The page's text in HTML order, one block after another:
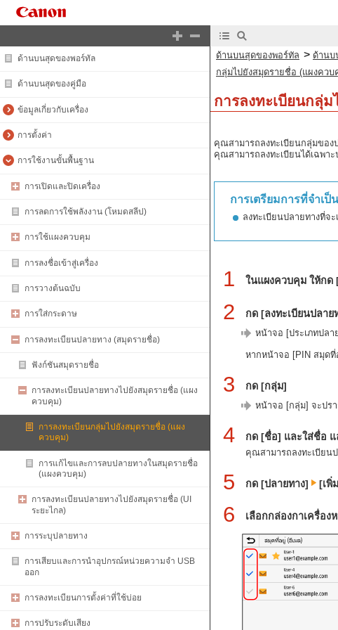
ด้านบนสุดของพอร์ทัล
ด้านบนสุดของคู่มือ
ข้อมูลเกี่ยวกับเครื่อง
การตั้งค่า
การใช้งานขั้นพื้นฐาน
การเปิดและปิดเครื่อง
การลดการใช้พลังงาน (โหมดสลีป)
การใช้แผงควบคุม
การลงชื่อเข้าสู่เครื่อง
การวางต้นฉบับ
การใส่กระดาษ
การลงทะเบียนปลายทาง (สมุดรายชื่อ)
ฟังก์ชันสมุดรายชื่อ
การลงทะเบียนปลายทางไปยังสมุดรายชื่อ (แผง
ควบคุม)
การลงทะเบียนกลุ่มไปยังสมุดรายชื่อ (แผง
ควบคุม)
การแก้ไขและการลบปลายทางในสมุดรายชื่อ
(แผงควบคุม)
การลงทะเบียนปลายทางไปยังสมุดรายชื่อ (UI
ระยะไกล)
การระบุปลายทาง
การเสียบและการนำอุปกรณ์หน่วยความจำ USB
ออก
การลงทะเบียนการตั้งค่าที่ใช้บ่อย
การปรับระดับเสียง
ด้านบนสุดของพอร์ทัล > ด้านบ
กลุ่มไปยังสมุดรายชื่อ (แผงควบ
การลงทะเบียนกลุ่
คุณสามารถลงทะเบียนกลุ่มของ
คุณสามารถลงทะเบียนได้เฉพา
การเตรียมการที่จำเป็น
ลงทะเบียนปลายทางที่จ
1 ในแผงควบคุม ให้กด
2 กด [ลงทะเบียนปลาย
หน้าจอ [ประเภทปล
หากหน้าจอ [PIN สมุดที่
3 กด [กลุ่ม]
หน้าจอ [กลุ่ม] จะปร
4 กด [ชื่อ] และใส่ชื่อ
คุณสามารถลงทะเบียน
5 กด [ปลายทาง] [เพิ่
6 เลือกกล่องกาเครื่อง